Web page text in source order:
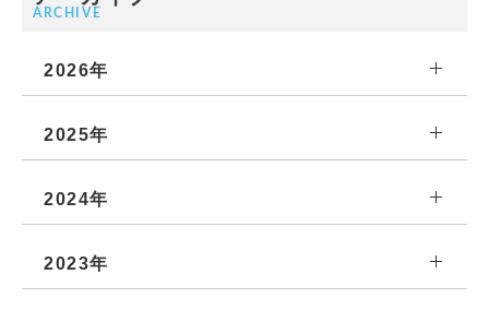
ARCHIVE
2026年
2025年
2024年
2023年